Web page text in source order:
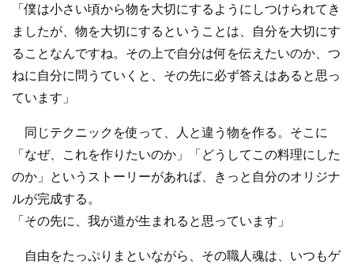
「僕は小さい頃から物を大切にするようにしつけられてき
ましたが、物を大切にするということは、自分を大切にす
ることなんですね。その上で自分は何を伝えたいのか、つ
ねに自分に問うていくと、その先に必ず答えはあると思っ
ています」
同じテクニックを使って、人と違う物を作る。そこに
「なぜ、これを作りたいのか」「どうしてこの料理にした
のか」というストーリーがあれば、きっと自分のオリジナ
ルが完成する。
「その先に、我が道が生まれると思っています」
自由をたっぷりまといながら、その職人魂は、いつもゲ